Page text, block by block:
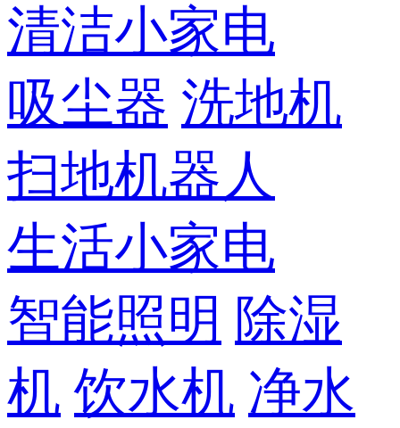
清洁小家电
吸尘器 洗地机
扫地机器人
生活小家电
智能照明 除湿
机 饮水机 净水